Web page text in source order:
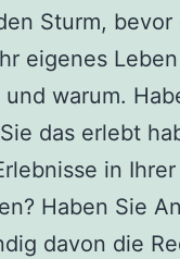
Sturm, bevor
eigenes
warum.
das erlebt
in
Haben Sie
davon die